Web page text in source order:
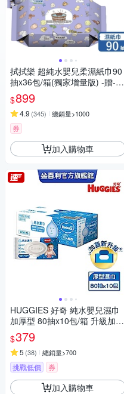
拭拭樂 超純水嬰兒柔濕紙巾90
抽x36包/箱(獨家增量版) -贈-酒
精濕紙巾10抽x3包
$899
4.9 (345) 總銷量>1000
券
加入購物車
HUGGIES 好奇 純水嬰兒濕巾
加厚型 80抽x10包/箱 升級加蓋
設計
$379
5 (38) 總銷量>700
挑戰低價 券
加入購物車